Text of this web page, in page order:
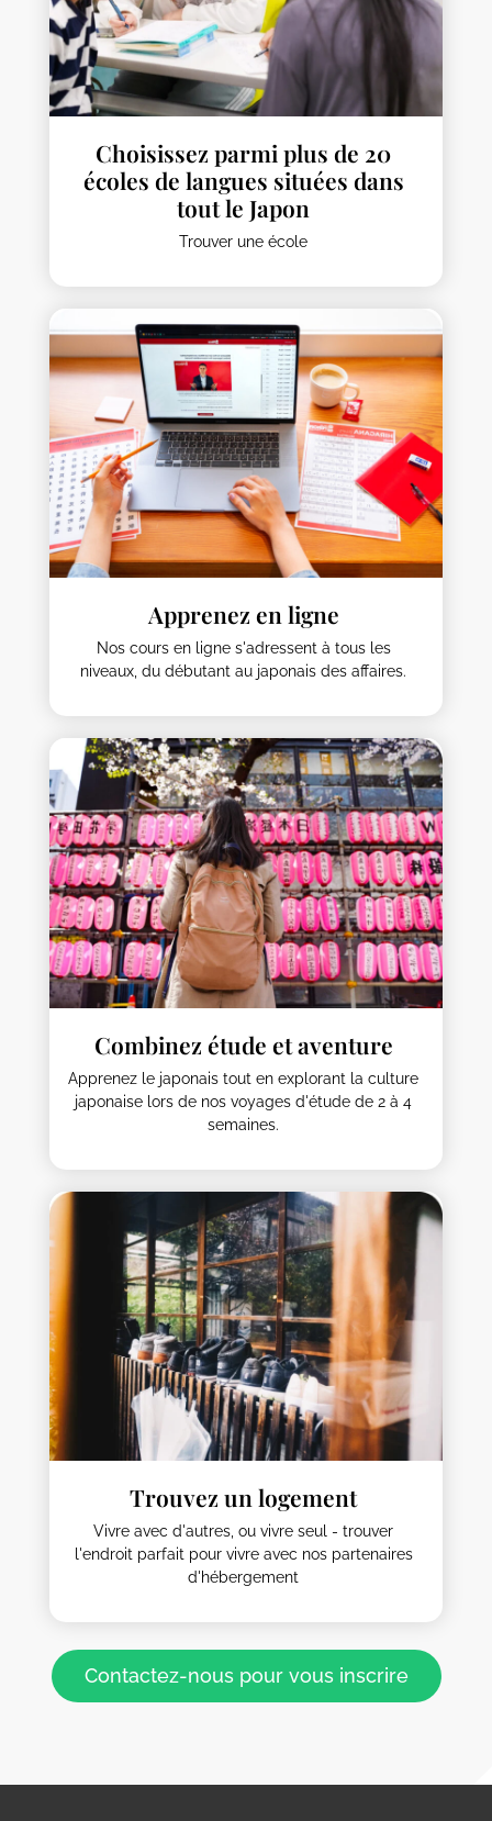
Choisissez parmi plus de 20
écoles de langues situées dans
tout le Japon
Trouver une école
Apprenez en ligne
Nos cours en ligne s'adressent à tous les
niveaux, du débutant au japonais des affaires.
Combinez étude et aventure
Apprenez le japonais tout en explorant la culture
japonaise lors de nos voyages d'étude de 2 à 4
semaines.
Trouvez un logement
Vivre avec d'autres, ou vivre seul - trouver
l'endroit parfait pour vivre avec nos partenaires
d'hébergement
Contactez-nous pour vous inscrire